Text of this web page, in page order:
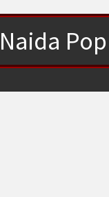
Naida